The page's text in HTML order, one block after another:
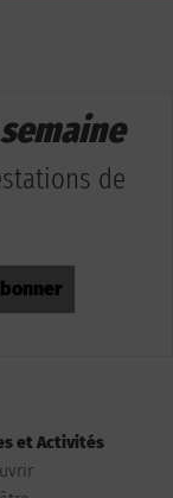
de
et Activités